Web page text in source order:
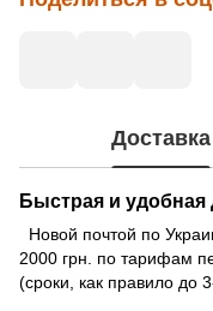
Доставка
Быстрая и удобная
Новой почтой по
2000 грн. по тарифам
(сроки, как правило до